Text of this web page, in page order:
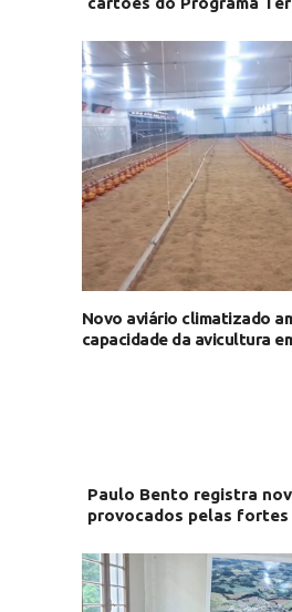
Novo aviário climatizado
capacidade da avicultura
Paulo Bento registra
provocados pelas fortes